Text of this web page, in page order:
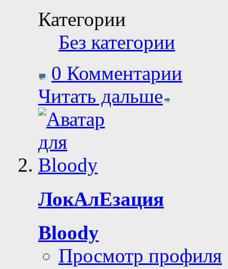
Категории
Без категории
0 Комментарии
Читать дальше
ЛокАлЕзация
Bloody
Просмотр профиля